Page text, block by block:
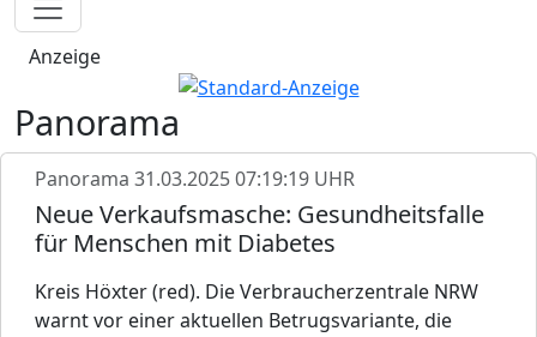
Anzeige
Panorama
Panorama 31.03.2025 07:19:19 UHR
Neue Verkaufsmasche: Gesundheitsfalle
für Menschen mit Diabetes
Kreis Höxter (red). Die Verbraucherzentrale NRW
warnt vor einer aktuellen Betrugsvariante, die